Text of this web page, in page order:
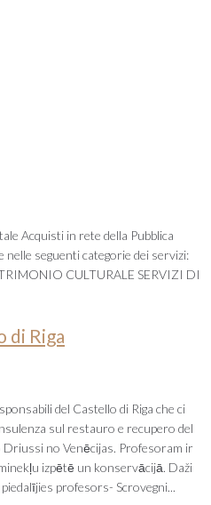
Acquisti in rete della Pubblica
seguenti categorie dei servizi:
CULTURALE SERVIZI DI
di Riga
del Castello di Riga che ci
sul restauro e recupero del
no Venēcijas. Profesoram ir
izpētē un konservācijā. Daži
profesors- Scrovegni...